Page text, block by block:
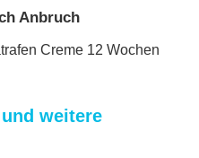
Anbruch
Creme 12 Wochen
weitere